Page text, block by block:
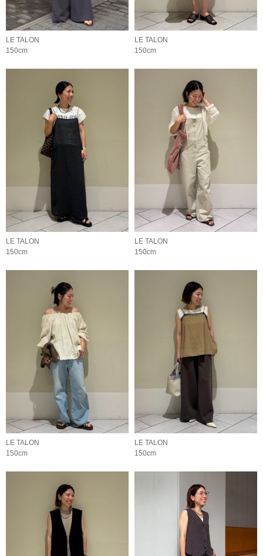
LE TALON
150cm
LE TALON
150cm
LE TALON
150cm
LE TALON
150cm
LE TALON
150cm
LE TALON
150cm